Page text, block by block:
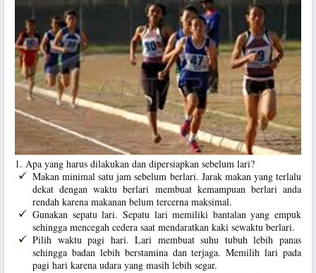
1. Apa yang harus dilakukan dan dipersiapkan sebelum lari?
Makan minimal satu jam sebelum berlari. Jarak makan yang terlalu
dekat dengan waktu berlari membuat kemampuan berlari anda
rendah karena makanan belum tercerna maksimal.
Gunakan sepatu lari. Sepatu lari memiliki bantalan yang empuk
sehingga mencegah cedera saat mendaratkan kaki sewaktu berlari.
Pilih waktu pagi hari. Lari membuat suhu tubuh lebih panas
sehingga badan lebih berstamina dan terjaga. Memilih lari pada
pagi hari karena udara yang masih lebih segar.